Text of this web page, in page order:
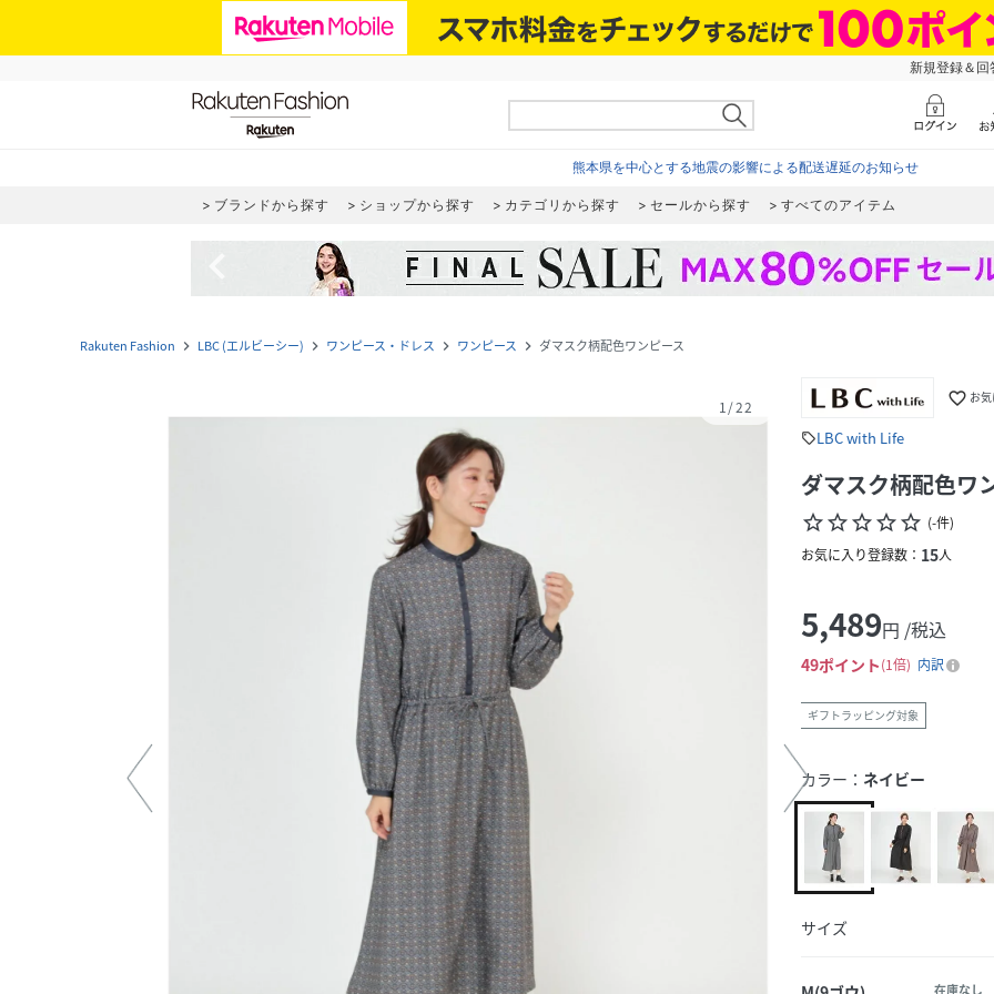
新規登録＆
熊本県を中心とする地震の影響による配送遅延のお知らせ
ブランドから探す ショップから探す カテゴリから探す セールから探す すべてのアイテム
Rakuten Fashion navigate_next LBC (エルビーシー) navigate_next ワンピース・ドレス navigate_next ワンピース navigate_next ダマスク柄配色ワンピース
1/22 favorite_border お
sellLBC with Life
ダマスク柄配色ワ
star_borderstar_borderstar_borderstar_borderstar_border (-件)
お気に入り登録数： 15人
5,489円 /税込
49ポイント 1倍 内訳
ギフトラッピング対象
カラー： ネイビー
サイズ